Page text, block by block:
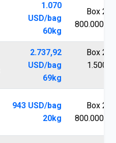
1.070
USD/bag
60kg
Box
800.000
2.737,92
USD/bag
69kg
Box
943 USD/bag
20kg
Box
800.000